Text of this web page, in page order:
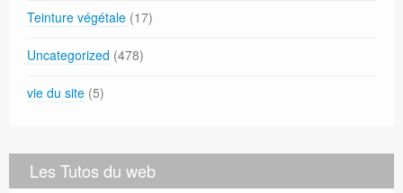
Teinture végétale (17)
Uncategorized (478)
vie du site (5)
Les Tutos du web